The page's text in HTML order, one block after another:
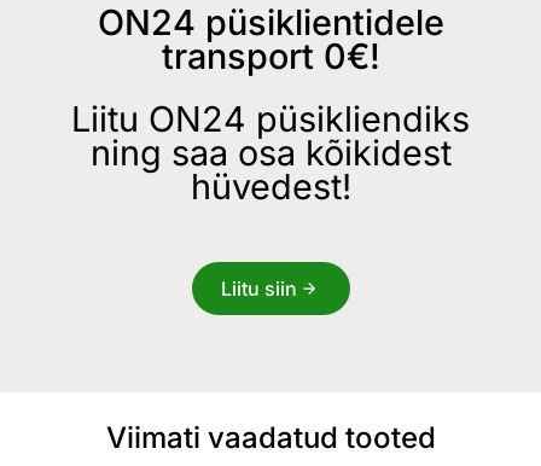
ON24 püsiklientidele
transport 0€!
Liitu ON24 püsikliendiks
ning saa osa kõikidest
hüvedest!
Liitu siin
Viimati vaadatud tooted